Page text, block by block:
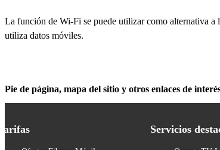
La función de Wi-Fi se puede utilizar como alternativa
utiliza datos móviles.
Pie de página, mapa del sitio y otros enlaces de
Servicios